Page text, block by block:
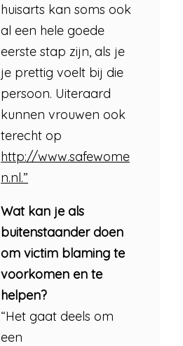
huisarts kan soms ook
al een hele goede
eerste stap zijn, als je
je prettig voelt bij die
persoon. Uiteraard
kunnen vrouwen ook
terecht op
http://www.safewome
n.nl.”
Wat kan je als
buitenstaander doen
om victim blaming te
voorkomen en te
helpen?
“Het gaat deels om
een